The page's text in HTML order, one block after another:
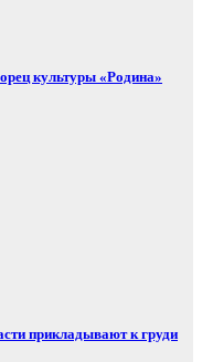
культуры «Родина»
прикладывают к груди